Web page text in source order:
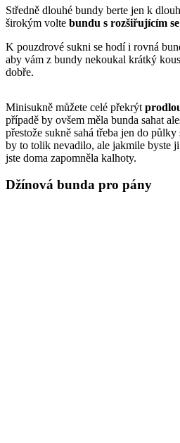
Středně dlouhé bundy berte jen k
širokým volte bundu s rozšiřujícím
K pouzdrové sukni se hodí i rovná
aby vám z bundy nekoukal krátký
dobře.
Minisukně můžete celé překrýt
případě by ovšem měla bunda sahat
přestože sukně sahá třeba jen do
by to tolik nevadilo, ale jakmile byste
jste doma zapomněla kalhoty.
Džínová bunda pro pány